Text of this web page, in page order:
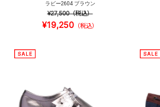
ラビー2604 ブラウン
¥27,500（税込）
¥19,250 （税込）